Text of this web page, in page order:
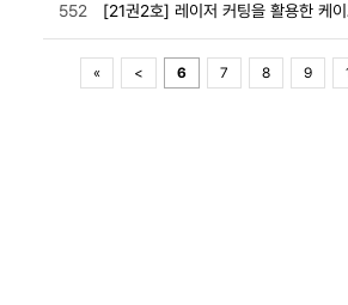
552 [21권2호] 레이저 커팅을 활용한 케
« < 6 7 8 9